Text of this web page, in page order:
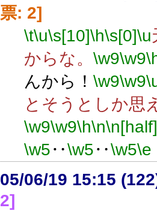
票: 2]
\t\u\s[10]\h\s[0]\u
からな。 \w9\w9
んから！ \w9\w9
とそうとしか思
\w9\w9\h\n\n[half]
\w5‥\w5‥\w5\e
05/06/19 15:15
2]